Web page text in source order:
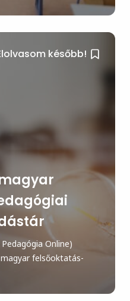
később!
Online)
felsőoktatás-